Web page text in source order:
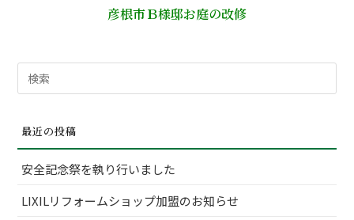
彦根市Ｂ様邸お庭の改修
索
象:
最近の投稿
安全記念祭を執り行いました
LIXILリフォームショップ加盟のお知らせ